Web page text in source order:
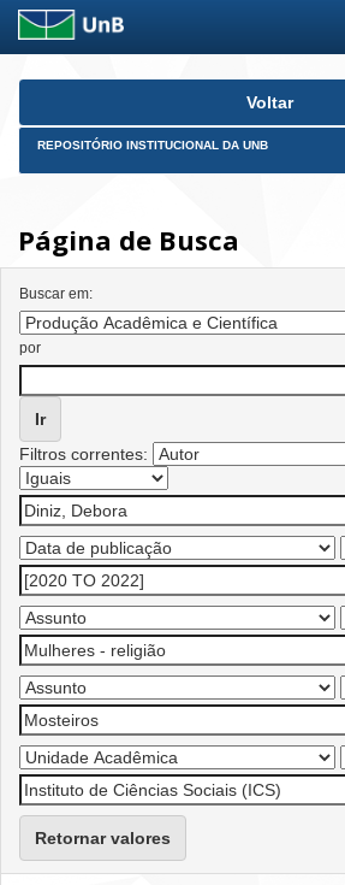
Skip
Voltar
REPOSITÓRIO INSTITUCIONAL DA UNB
Página de Busca
Buscar em:
por
Filtros correntes:
Retornar valores